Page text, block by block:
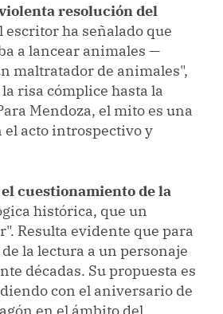
resolución del
ha señalado que
a lancear animales —
maltratador de animales",
risa cómplice hasta la
Mendoza, el mito es una
el acto introspectivo y
cuestionamiento de la
histórica, que un
Resulta evidente que para
la lectura a un personaje
décadas. Su propuesta es
con el aniversario de
en el ámbito del